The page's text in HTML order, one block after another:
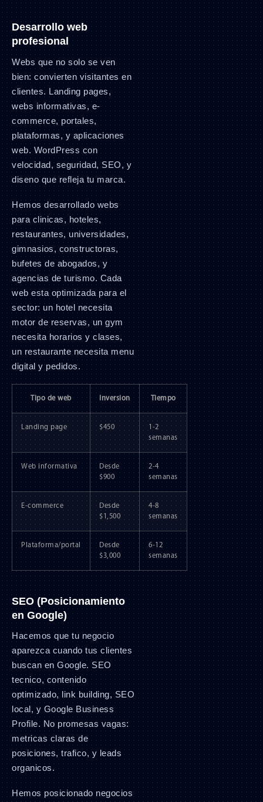
Desarrollo web
profesional
Webs que no solo se ven
bien: convierten visitantes en
clientes. Landing pages,
webs informativas, e-
commerce, portales,
plataformas, y aplicaciones
web. WordPress con
velocidad, seguridad, SEO, y
diseno que refleja tu marca.
Hemos desarrollado webs
para clinicas, hoteles,
restaurantes, universidades,
gimnasios, constructoras,
bufetes de abogados, y
agencias de turismo. Cada
web esta optimizada para el
sector: un hotel necesita
motor de reservas, un gym
necesita horarios y clases,
un restaurante necesita menu
digital y pedidos.
Tipo de web Inversion Tiempo
Landing page $450
1-2
semanas
Web informativa
Desde
$900
2-4
semanas
E-commerce
Desde
$1,500
4-8
semanas
Plataforma/portal
Desde
$3,000
6-12
semanas
SEO (Posicionamiento
en Google)
Hacemos que tu negocio
aparezca cuando tus clientes
buscan en Google. SEO
tecnico, contenido
optimizado, link building, SEO
local, y Google Business
Profile. No promesas vagas:
metricas claras de
posiciones, trafico, y leads
organicos.
Hemos posicionado negocios